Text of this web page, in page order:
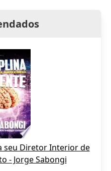
seu Diretor Interior de
- Jorge Sabongi